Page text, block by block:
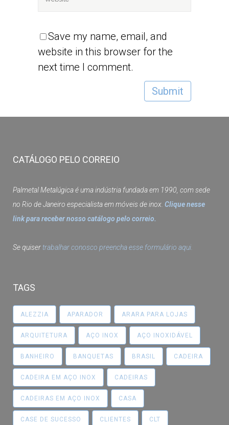
Save my name, email, and
website in this browser for the
next time I comment.
CATÁLOGO PELO CORREIO
Palmetal Metalúgica é uma indústria fundada em 1990, com sede
no Rio de Janeiro especialista em móveis de inox. Clique nesse
link para receber nosso catálogo pelo correio.
Se quisertrabalhar conosco preencha esse formulário aqui.
TAGS
ALEZZIA APARADOR ARARA PARA LOJAS
ARQUITETURA AÇO INOX AÇO INOXIDÁVEL
BANHEIRO BANQUETAS BRASIL CADEIRA
CADEIRA EM AÇO INOX CADEIRAS
CADEIRAS EM AÇO INOX CASA
CASE DE SUCESSO CLIENTES CLT